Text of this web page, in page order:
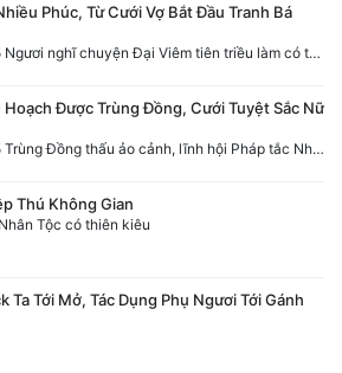
Phúc, Từ Cưới Vợ Bắt Đầu Tranh Bá
Chương 2295 Ngươi nghĩ chuyện Đại Viêm tiên triều làm có thể giấu được thiên hạ sao?
Hoạch Được Trùng Đồng, Cưới Tuyệt Sắc Nữ
Chương 1385 Trùng Đồng thấu ảo cảnh, lĩnh hội Pháp tắc Nhân Quả
Thú Không Gian
Tộc có thiên kiêu
Ta Tới Mở, Tác Dụng Phụ Ngươi Tới Gánh